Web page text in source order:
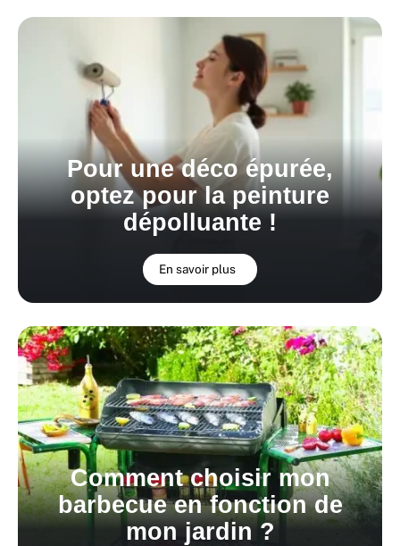
Pour une déco épurée,
optez pour la peinture
dépolluante !
En savoir plus
Comment choisir mon
barbecue en fonction de
mon jardin ?